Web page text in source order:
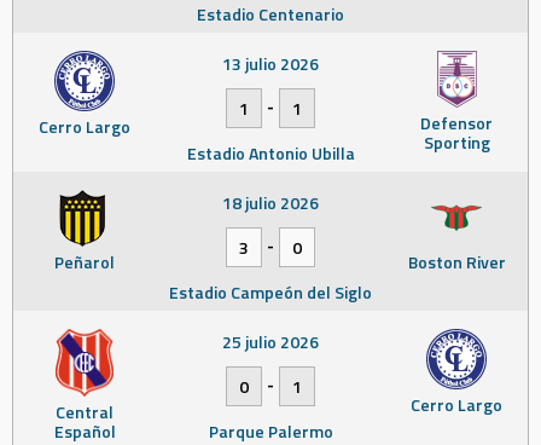
Estadio Centenario
Cerro Largo Defensor
Sporting
13 julio 2026
1
-
1
Estadio Antonio Ubilla
Peñarol Boston River
18 julio 2026
3
-
0
Estadio Campeón del Siglo
Central
Español
Cerro Largo
25 julio 2026
0
-
1
Parque Palermo